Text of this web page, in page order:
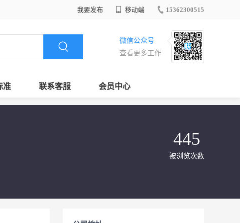
我要发布 移动端 15362300515
微信公众号
查看更多工作
准 联系客服 会员中心
445
被浏览次数